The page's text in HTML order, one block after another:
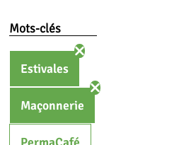
Mots-clés
Estivales
Maçonnerie